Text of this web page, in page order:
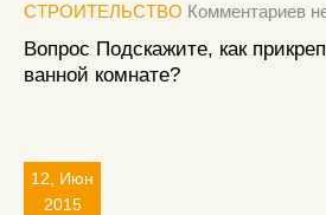
СТРОИТЕЛЬСТВО Комментариев
Вопрос Подскажите, как
ванной комнате?
12, Июн
2015